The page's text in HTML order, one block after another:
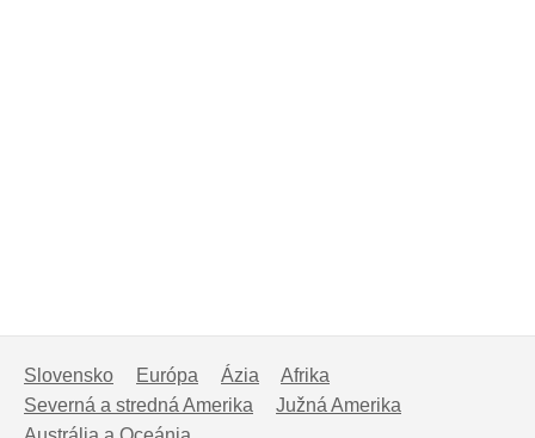
Slovensko Európa Ázia
Afrika
Severná a stredná Amerika
Južná Amerika